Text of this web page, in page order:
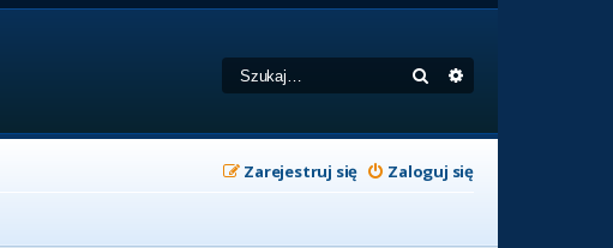
Szukaj
Zaloguj się
Zarejestruj się